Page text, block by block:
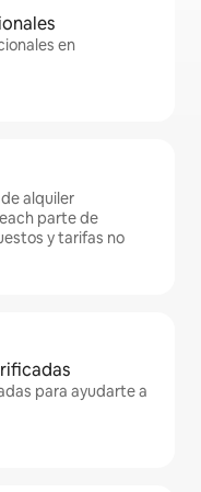
en
alquiler
parte de
y tarifas no
para ayudarte a